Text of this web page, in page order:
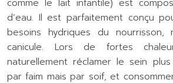
comme le lait infantile) est
d’eau. Il est parfaitement conçu
besoins hydriques du
canicule. Lors de fortes
naturellement réclamer le sein
par faim mais par soif, et